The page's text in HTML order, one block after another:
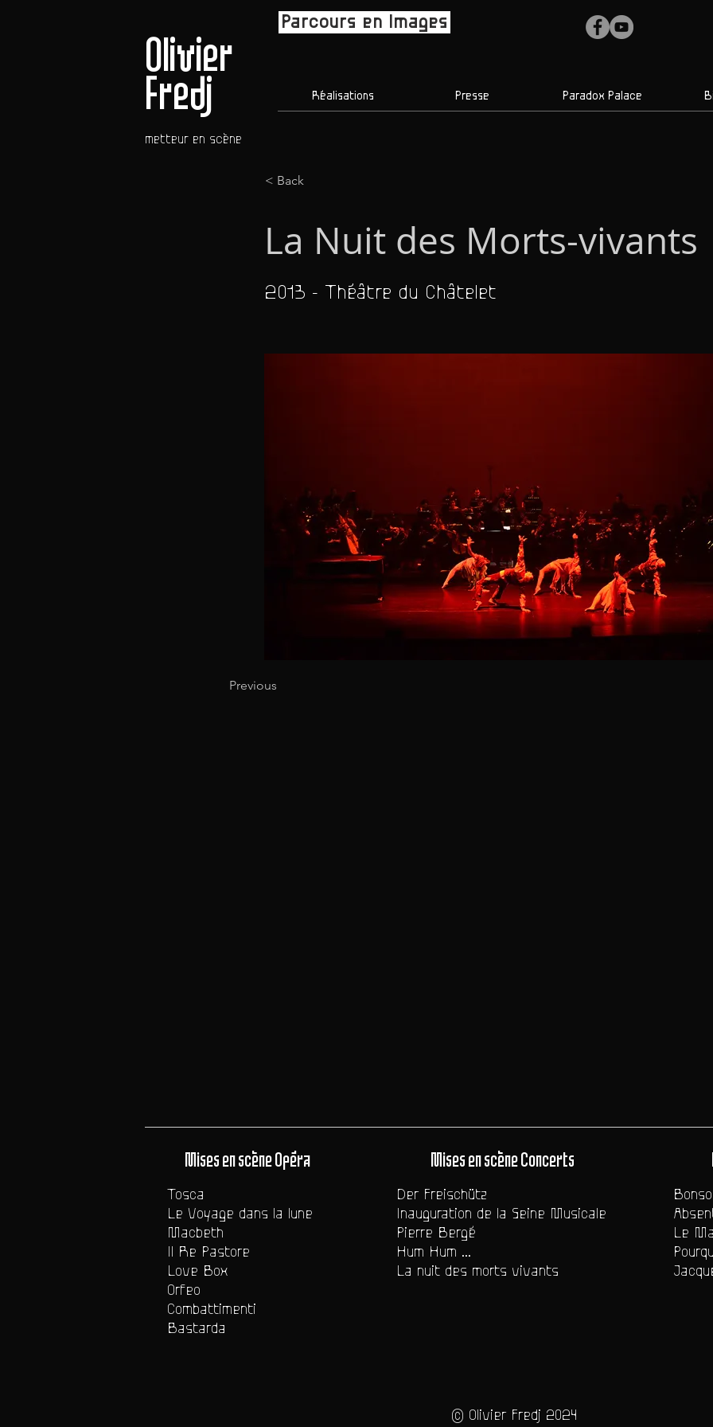
Parcours en Images
Réalisations Presse Paradox Palace
< Back
La Nuit des Morts-vivants
2013 - Théâtre du Châtelet
Previous
metteur en scène
Olivier
Fredj
Mises en scène Opéra
Tosca
Le Voyage dans la lune
Macbeth
Il Re Pastore
Love Box
Orfeo
Combattimenti
Bastarda
Mises en scène Concerts
Der Freischütz
Inauguration de la Seine Musicale
Pierre Bergé
Hum Hum ...
La nuit des morts vivants
Le
© Olivier Fredj 2024